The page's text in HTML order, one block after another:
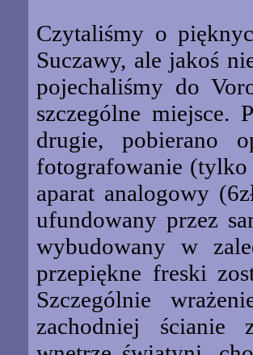
Czytaliśmy o
Suczawy, ale jakoś
pojechaliśmy do
szczególne miejsce.
drugie, pobierano
fotografowanie (tylko
aparat analogowy
ufundowany przez
wybudowany w
przepiękne freski
Szczególnie
zachodniej ścianie